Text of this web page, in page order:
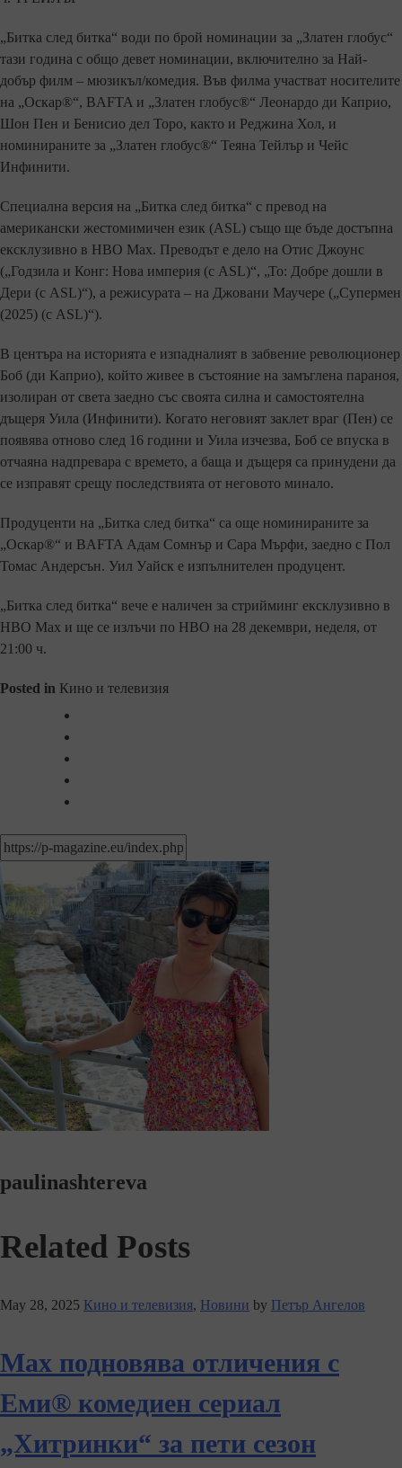
„Битка след битка“ води по брой номинации за „Златен глобус“
тази година с общо девет номинации, включително за Най-
добър филм – мюзикъл/комедия. Във филма участват носителите
на „Оскар®“, BAFTA и „Златен глобус®“ Леонардо ди Каприо,
Шон Пен и Бенисио дел Торо, както и Реджина Хол, и
номинираните за „Златен глобус®“ Теяна Тейлър и Чейс
Инфинити.
Специална версия на „Битка след битка“ с превод на
американски жестомимичен език (ASL) също ще бъде достъпна
ексклузивно в HBO Max. Преводът е дело на Отис Джоунс
(„Годзила и Конг: Нова империя (с ASL)“, „То: Добре дошли в
Дери (с ASL)“), а режисурата – на Джовани Маучере („Супермен
(2025) (с ASL)“).
В центъра на историята е изпадналият в забвение революционер
Боб (ди Каприо), който живее в състояние на замъглена параноя,
изолиран от света заедно със своята силна и самостоятелна
дъщеря Уила (Инфинити). Когато неговият заклет враг (Пен) се
появява отново след 16 години и Уила изчезва, Боб се впуска в
отчаяна надпревара с времето, а баща и дъщеря са принудени да
се изправят срещу последствията от неговото минало.
Продуценти на „Битка след битка“ са още номинираните за
„Оскар®“ и BAFTA Адам Сомнър и Сара Мърфи, заедно с Пол
Томас Андерсън. Уил Уайск е изпълнителен продуцент.
„Битка след битка“ вече е наличен за стрийминг ексклузивно в
HBO Max и ще се излъчи по HBO на 28 декември, неделя, от
21:00 ч.
Posted in Кино и телевизия
paulinashtereva
Related Posts
May 28, 2025 Кино и телевизия, Новини by Петър Ангелов
Max подновява отличения с
Еми® комедиен сериал
„Хитринки“ за пети сезон